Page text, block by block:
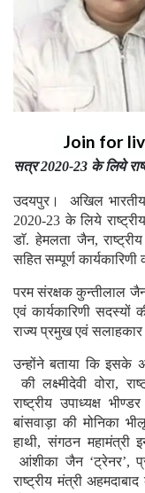
Join for
सत्र 2020-23 के लिये
उदयपुर। अखिल
2020-23 के लिये
डाॅ. हेमलता जैन,
सहित सम्पूर्ण
परम संरक्षक कुन्तीलाल जैन
एवं कार्यकारिणी सदस्यों
राज्य प्रमुख एवं सलाहकार
उन्होंने बताया कि इसके
की लक्ष्मीदेवी वोरा,
राष्ट्रीय उपाध्यक्ष
बांसवाड़ा की मोनिका
हाथी, संगठन महामंत्री
आंशीका जैन ‘ट्रेनर’,
राष्ट्रीय मंत्री